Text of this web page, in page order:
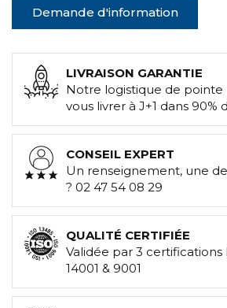
Demande d'information
LIVRAISON GARANTIE
Notre logistique de
vous livrer à J+1 dans 90%
CONSEIL EXPERT
Un renseignement, une
? 02 47 54 08 29
QUALITÉ CERTIFIÉE
Validée par 3 certifications
14001 & 9001